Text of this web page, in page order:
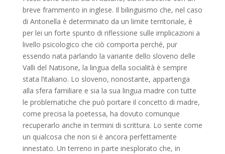
breve frammento in inglese. Il bilinguismo che, nel caso
di Antonella è determinato da un limite territoriale, è
per lei un forte spunto di riflessione sulle implicazioni a
livello psicologico che ciò comporta perché, pur
essendo nata parlando la variante dello sloveno delle
Valli del Natisone, la lingua della socialità è sempre
stata l’italiano. Lo sloveno, nonostante, appartenga
alla sfera familiare e sia la sua lingua madre con tutte
le problematiche che può portare il concetto di madre,
come precisa la poetessa, ha dovuto comunque
recuperarlo anche in termini di scrittura. Lo sente come
un qualcosa che non si è ancora perfettamente
innestato. Un terreno in parte inesplorato che, in